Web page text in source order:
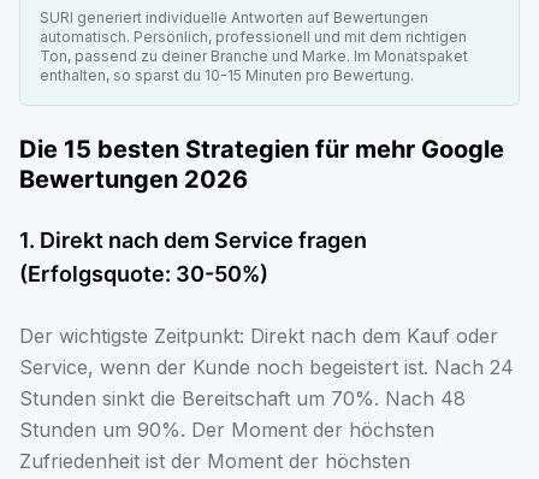
SURI generiert individuelle Antworten auf Bewertungen
automatisch. Persönlich, professionell und mit dem richtigen
Ton, passend zu deiner Branche und Marke. Im Monatspaket
enthalten, so sparst du 10-15 Minuten pro Bewertung.
Die 15 besten Strategien für mehr Google
Bewertungen 2026
1. Direkt nach dem Service fragen
(Erfolgsquote: 30-50%)
Der wichtigste Zeitpunkt: Direkt nach dem Kauf oder
Service, wenn der Kunde noch begeistert ist. Nach 24
Stunden sinkt die Bereitschaft um 70%. Nach 48
Stunden um 90%. Der Moment der höchsten
Zufriedenheit ist der Moment der höchsten